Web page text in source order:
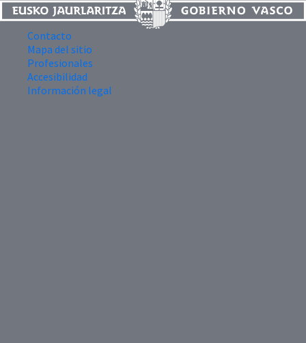
Contacto
Mapa del sitio
Profesionales
Accesibilidad
Información legal